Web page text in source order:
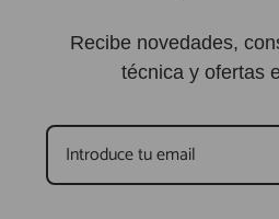
Recibe novedades,
técnica y ofertas